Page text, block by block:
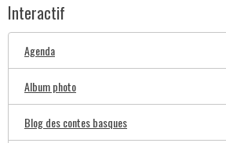
Interactif
Agenda
Album photo
Blog des contes basques